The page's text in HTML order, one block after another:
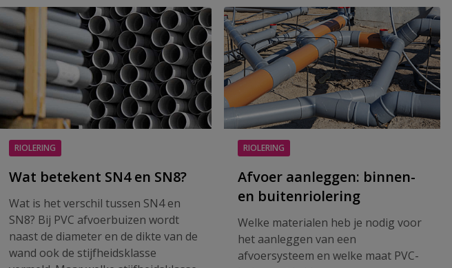
RIOLERING
Wat betekent SN4 en SN8?
Wat is het verschil tussen SN4 en
SN8? Bij PVC afvoerbuizen wordt
naast de diameter en de dikte van de
wand ook de stijfheidsklasse
RIOLERING
Afvoer aanleggen: binnen-
en buitenriolering
Welke materialen heb je nodig voor
het aanleggen van een
afvoersysteem en welke maat PVC-